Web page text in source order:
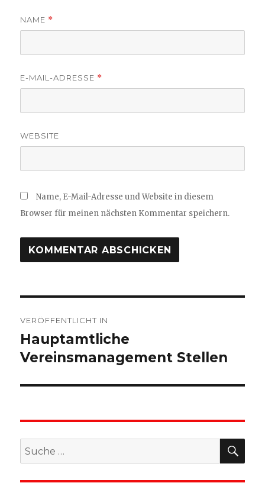
NAME *
E-MAIL-ADRESSE *
WEBSITE
Name, E-Mail-Adresse und Website in diesem
Browser für meinen nächsten Kommentar speichern.
VERÖFFENTLICHT IN
Hauptamtliche
Vereinsmanagement Stellen
Suche
nach: